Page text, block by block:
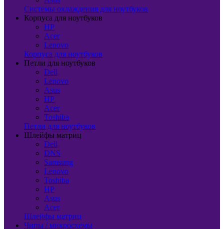
Системы охлаждения для ноутбуков
Корпуса для ноутбуков
HP
Acer
Lenovo
Корпуса для ноутбуков
Петли для ноутбуков
Dell
Lenovo
Asus
HP
Acer
Toshiba
Петли для ноутбуков
Шлейфы матриц
Dell
DNS
Samsung
Lenovo
Toshiba
HP
Asus
Acer
Шлейфы матриц
Чипы / микросхемы